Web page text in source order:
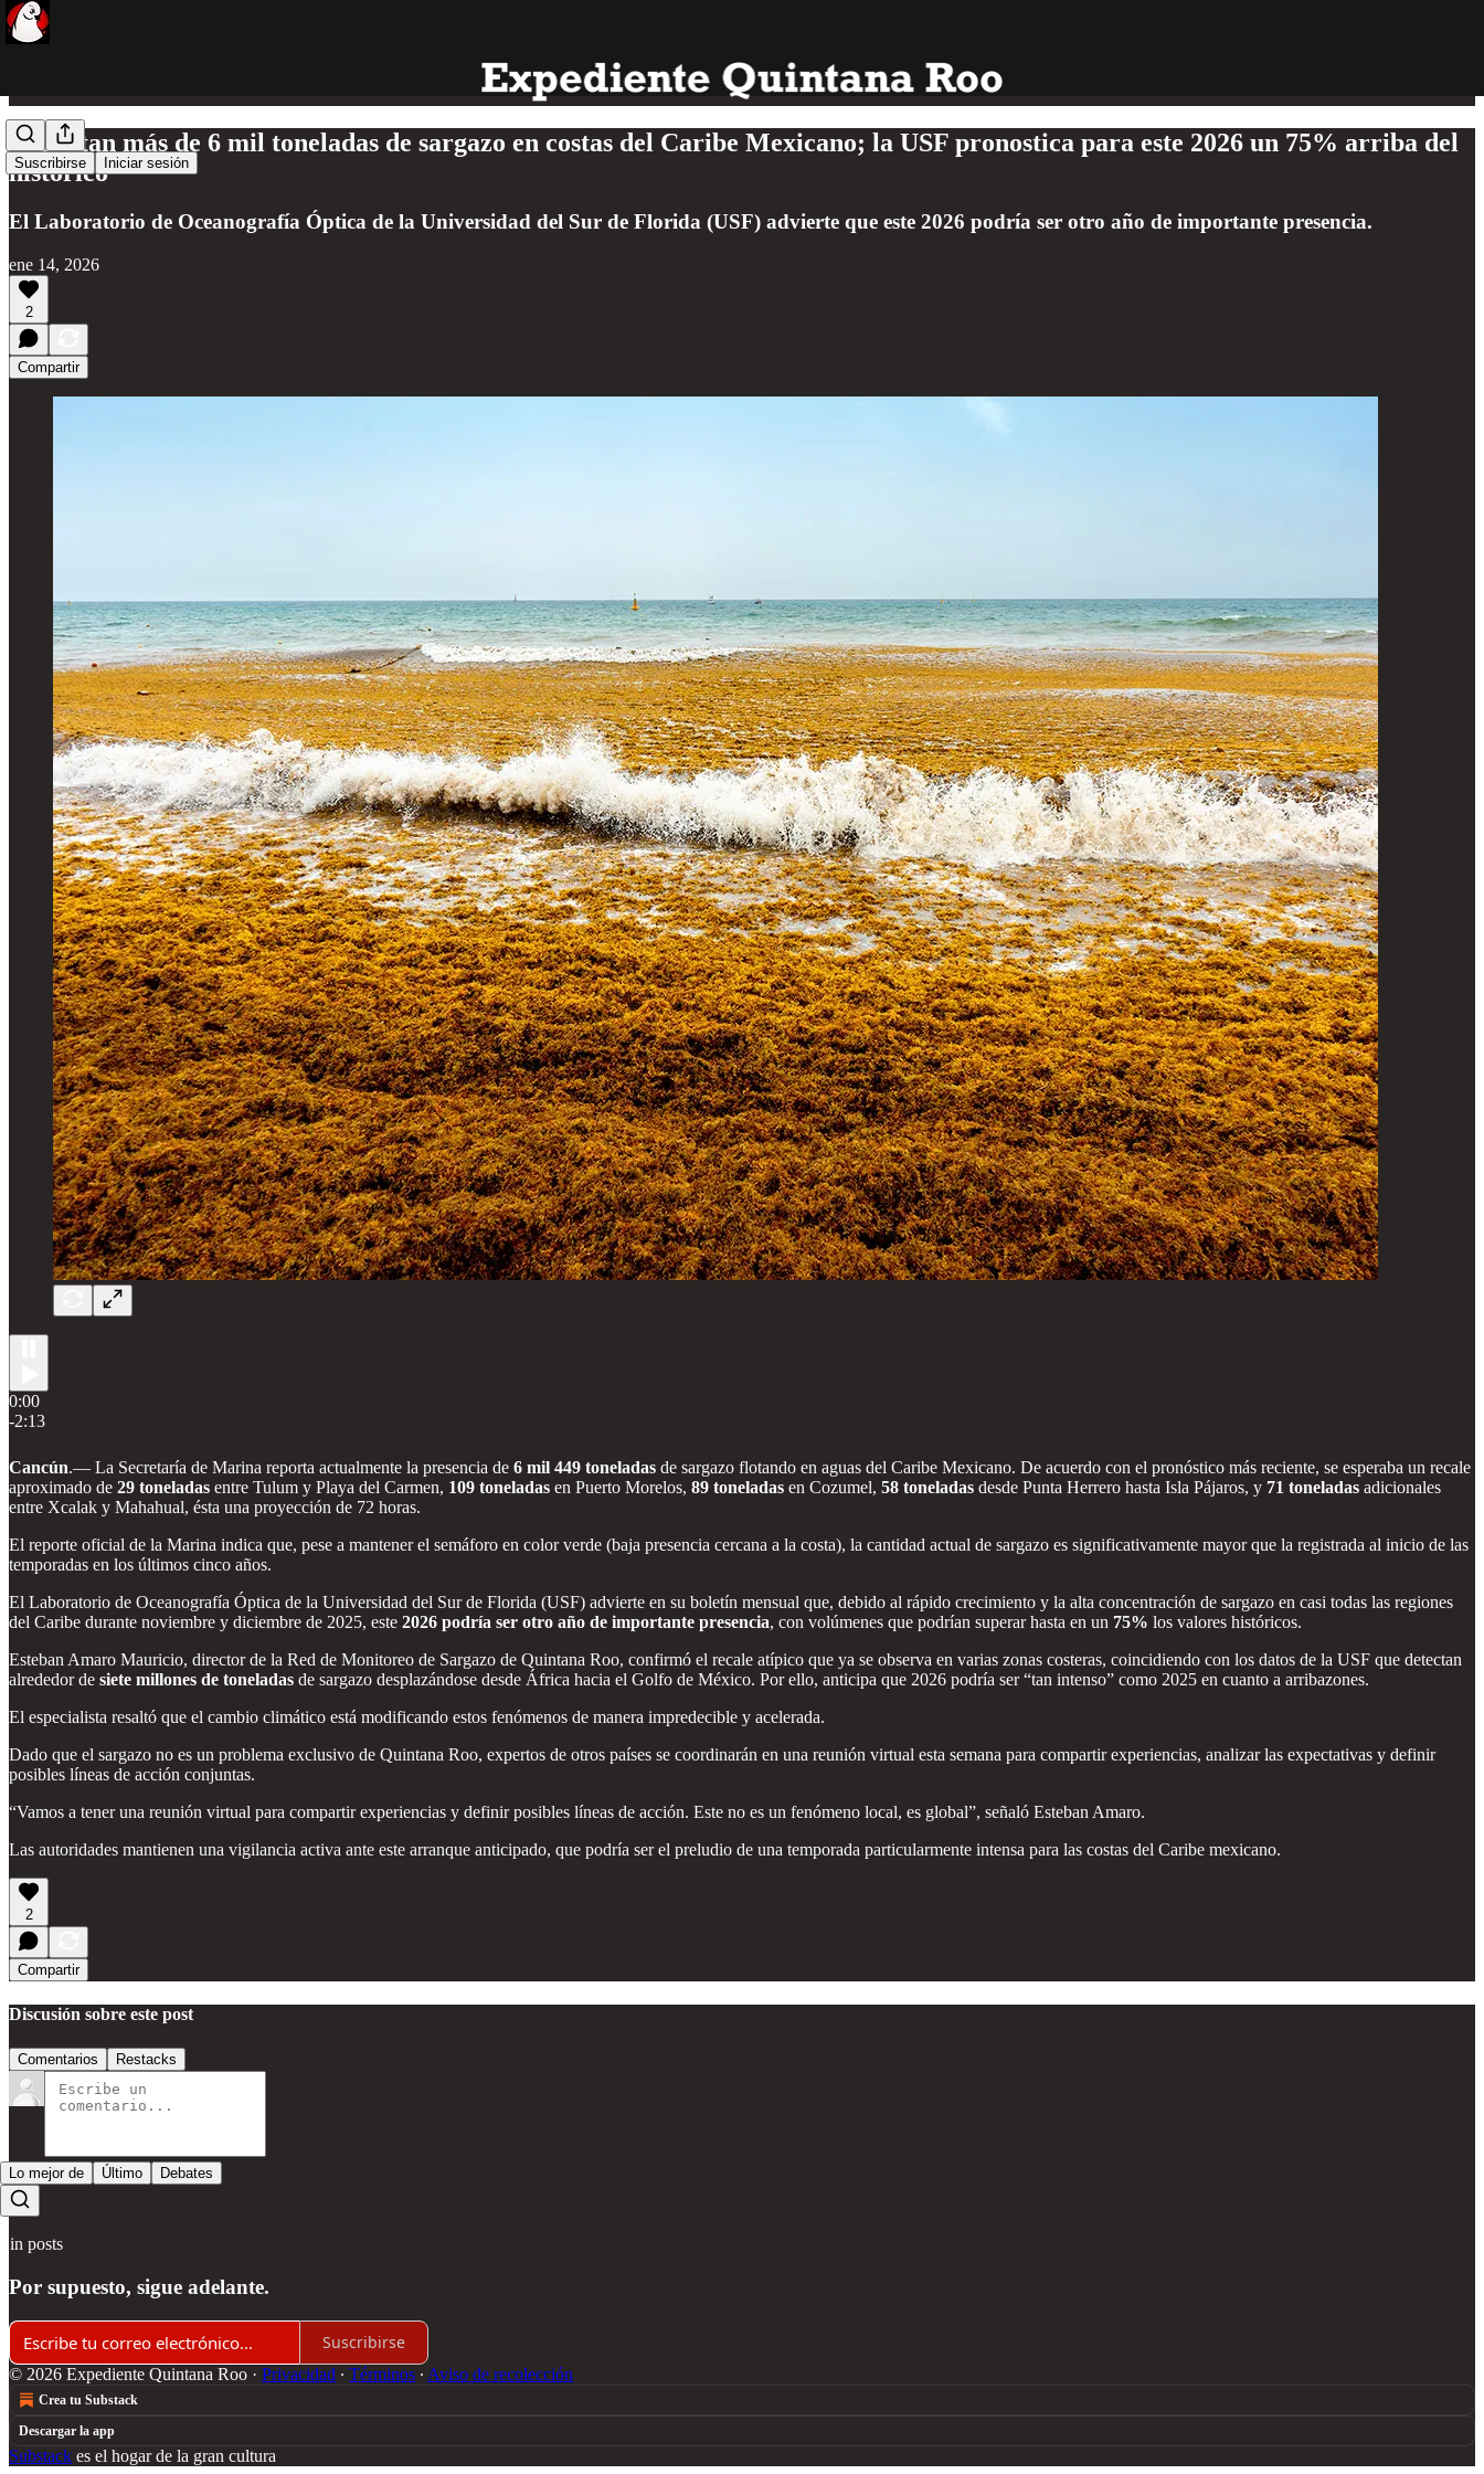
Suscribirse Iniciar sesión
Reportan más de 6 mil toneladas de sargazo en costas del Caribe Mexicano; la USF pronostica para este 2026 un 75% arriba del
histórico
El Laboratorio de Oceanografía Óptica de la Universidad del Sur de Florida (USF) advierte que este 2026 podría ser otro año de importante presencia.
ene 14, 2026
2
Compartir
0:00
-2:13
Cancún.— La Secretaría de Marina reporta actualmente la presencia de 6 mil 449 toneladas de sargazo flotando en aguas del Caribe Mexicano. De acuerdo con el pronóstico más reciente, se esperaba un recale
aproximado de 29 toneladas entre Tulum y Playa del Carmen, 109 toneladas en Puerto Morelos, 89 toneladas en Cozumel, 58 toneladas desde Punta Herrero hasta Isla Pájaros, y 71 toneladas adicionales
entre Xcalak y Mahahual, ésta una proyección de 72 horas.
El reporte oficial de la Marina indica que, pese a mantener el semáforo en color verde (baja presencia cercana a la costa), la cantidad actual de sargazo es significativamente mayor que la registrada al inicio de las
temporadas en los últimos cinco años.
El Laboratorio de Oceanografía Óptica de la Universidad del Sur de Florida (USF) advierte en su boletín mensual que, debido al rápido crecimiento y la alta concentración de sargazo en casi todas las regiones
del Caribe durante noviembre y diciembre de 2025, este 2026 podría ser otro año de importante presencia, con volúmenes que podrían superar hasta en un 75% los valores históricos.
Esteban Amaro Mauricio, director de la Red de Monitoreo de Sargazo de Quintana Roo, confirmó el recale atípico que ya se observa en varias zonas costeras, coincidiendo con los datos de la USF que detectan
alrededor de siete millones de toneladas de sargazo desplazándose desde África hacia el Golfo de México. Por ello, anticipa que 2026 podría ser “tan intenso” como 2025 en cuanto a arribazones.
El especialista resaltó que el cambio climático está modificando estos fenómenos de manera impredecible y acelerada.
Dado que el sargazo no es un problema exclusivo de Quintana Roo, expertos de otros países se coordinarán en una reunión virtual esta semana para compartir experiencias, analizar las expectativas y definir
posibles líneas de acción conjuntas.
“Vamos a tener una reunión virtual para compartir experiencias y definir posibles líneas de acción. Este no es un fenómeno local, es global”, señaló Esteban Amaro.
Las autoridades mantienen una vigilancia activa ante este arranque anticipado, que podría ser el preludio de una temporada particularmente intensa para las costas del Caribe mexicano.
2
Compartir
Discusión sobre este post
Comentarios Restacks
Lo mejor de Último Debates
Sin posts
Por supuesto, sigue adelante.
Suscribirse
© 2026 Expediente Quintana Roo · Privacidad ∙ Términos ∙ Aviso de recolección
Crea tu Substack
Descargar la app
Substack es el hogar de la gran cultura